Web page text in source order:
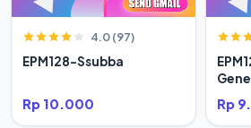
4.0 (97)
EPM128-Ssubba
Rp 10.000 Rp